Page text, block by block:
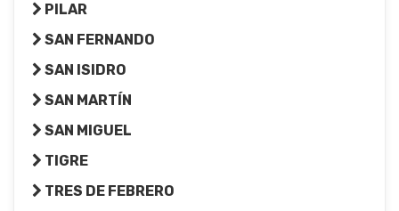
PILAR
SAN FERNANDO
SAN ISIDRO
SAN MARTÍN
SAN MIGUEL
TIGRE
TRES DE FEBRERO